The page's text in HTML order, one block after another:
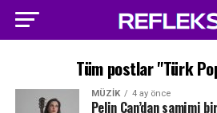
Tüm postlar "Türk
MÜZIK 4 ay önce
Pelin Can’dan samimi